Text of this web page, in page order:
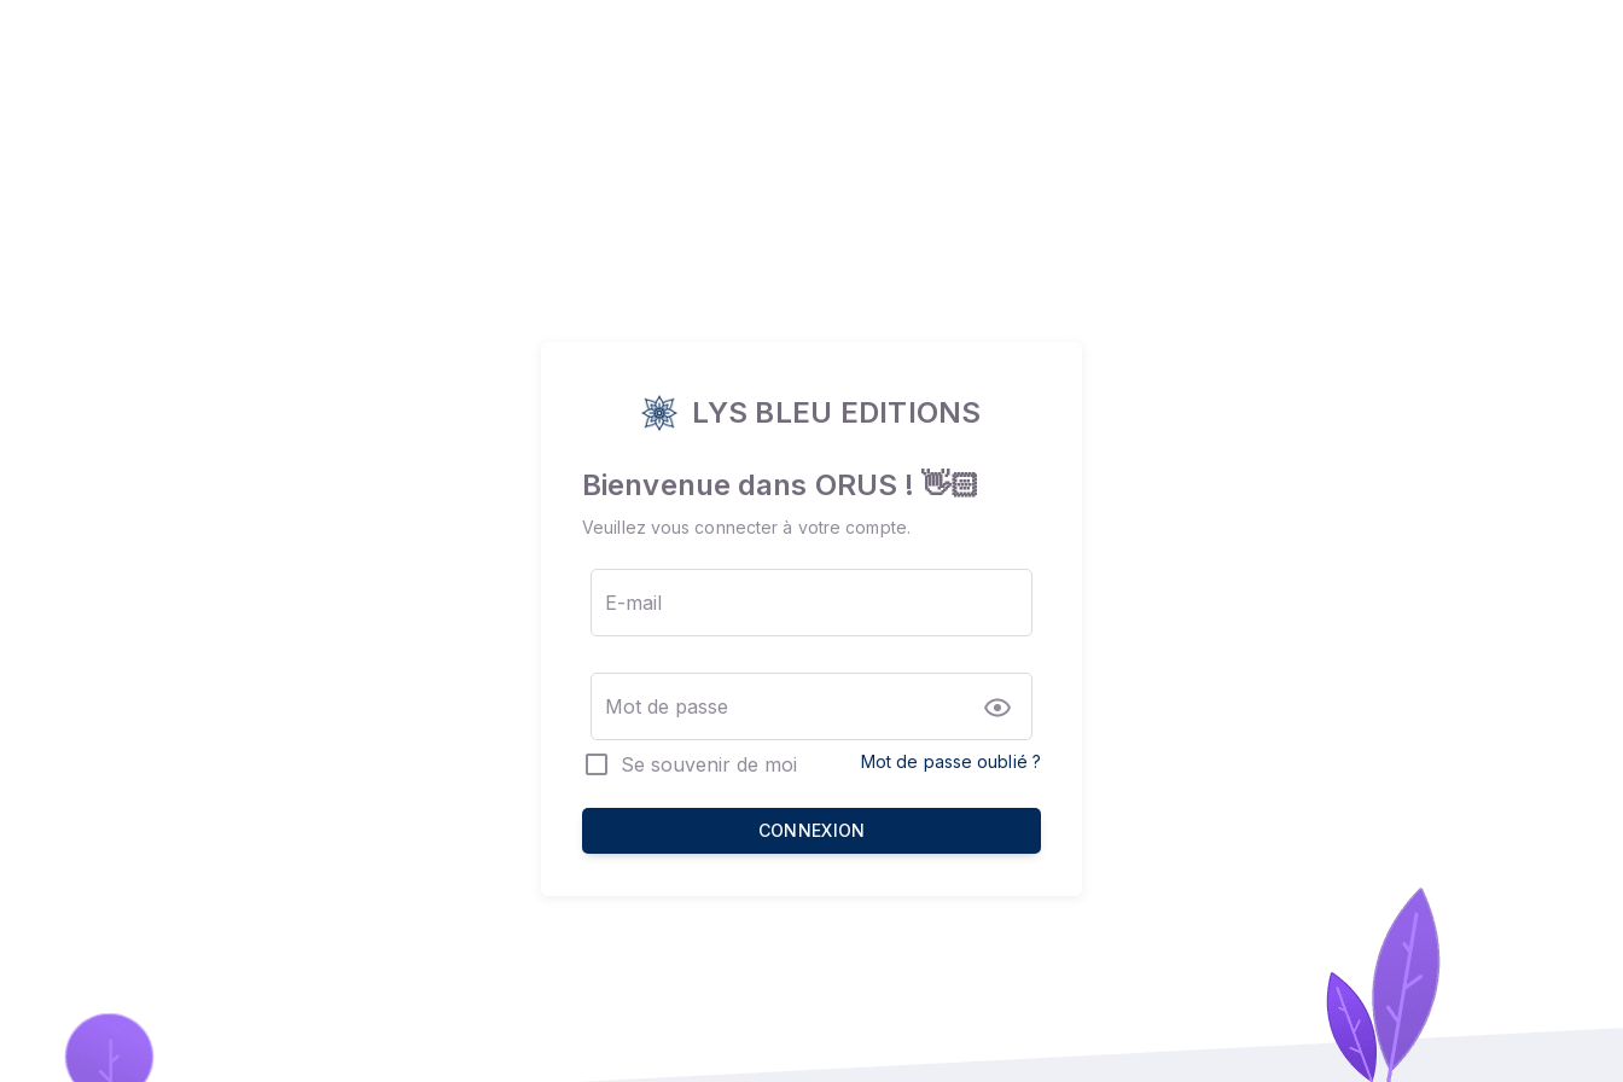
LYS BLEU EDITIONS
Bienvenue dans ORUS ! 👋🏻
Veuillez vous connecter à votre compte.
E-mail
Mot de passe
Se souvenir de moi Mot de passe oublié ?
CONNEXION